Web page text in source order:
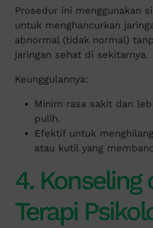
Prosedur ini menggunakan
untuk menghancurkan
abnormal (tidak normal)
jaringan sehat di sekitarnya.
Keunggulannya:
Minim rasa sakit dan
pulih.
Efektif untuk
atau kutil yang
4. Konseling
Terapi